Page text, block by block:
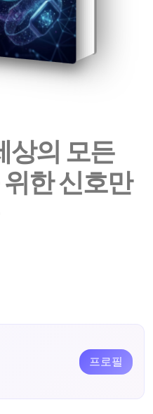
상의 모든
한 신호만
프로필